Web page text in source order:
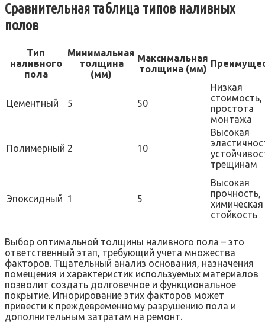
Сравнительная таблица типов наливных
полов
Тип
наливного
пола
Минимальная
толщина
(мм)
Максимальная
толщина (мм)
Цементный 5 50
Низкая
стоимость,
простота
монтажа
Полимерный 2 10
Высокая
трещинам
Эпоксидный 1 5
Высокая
прочность,
химическая
стойкость
Выбор оптимальной толщины наливного пола – это
ответственный этап, требующий учета множества
факторов. Тщательный анализ основания, назначения
помещения и характеристик используемых материалов
позволит создать долговечное и функциональное
покрытие. Игнорирование этих факторов может
привести к преждевременному разрушению пола и
дополнительным затратам на ремонт.